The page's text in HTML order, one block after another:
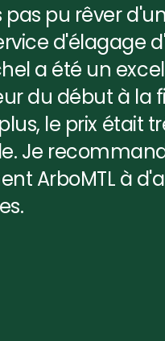
pas pu rêver d'un
d'élagage
a été un
du début à la
le prix était
Je
ArboMTL à